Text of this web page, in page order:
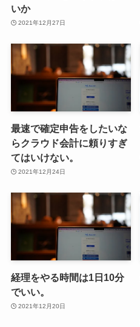
いか
2021年12月27日
最速で確定申告をしたいな
らクラウド会計に頼りすぎ
てはいけない。
2021年12月24日
経理をやる時間は1日10分
でいい。
2021年12月20日